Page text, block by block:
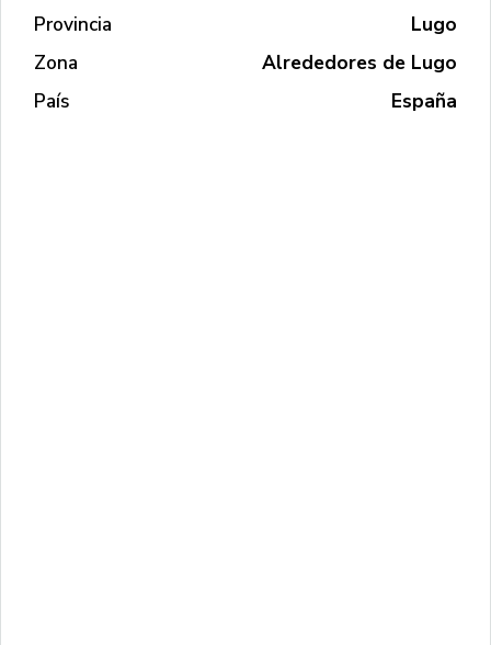
Provincia
Lugo
Zona
Alrededores de Lugo
País
España